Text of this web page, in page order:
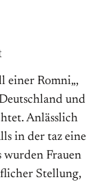
einer Romni„,
und
Anlässlich
in der taz eine
wurden Frauen
Stellung,